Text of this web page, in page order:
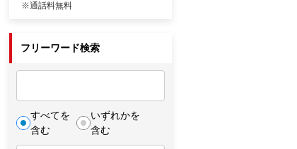
※通話料無料
フリーワード検索
すべてを
含む
いずれかを
含む